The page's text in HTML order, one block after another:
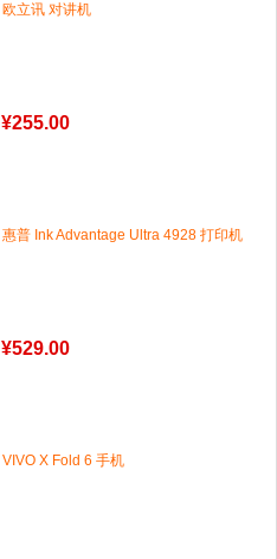
欧立讯 对讲机
¥255.00
惠普 Ink Advantage Ultra 4928 打印机
¥529.00
VIVO X Fold 6 手机